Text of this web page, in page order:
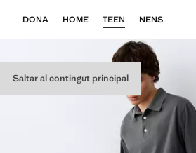
Saltar al contingut principal
DONA HOME TEEN NENS